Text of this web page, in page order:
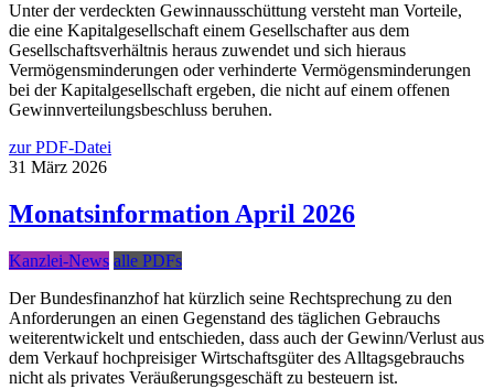
Unter der verdeckten Gewinnausschüttung versteht man Vorteile,
die eine Kapitalgesellschaft einem Gesellschafter aus dem
Gesellschaftsverhältnis heraus zuwendet und sich hieraus
Vermögensminderungen oder verhinderte Vermögensminderungen
bei der Kapitalgesellschaft ergeben, die nicht auf einem offenen
Gewinnverteilungsbeschluss beruhen.
zur PDF-Datei
31 März 2026
Monatsinformation April 2026
Kanzlei-News alle PDFs
Der Bundesfinanzhof hat kürzlich seine Rechtsprechung zu den
Anforderungen an einen Gegenstand des täglichen Gebrauchs
weiterentwickelt und entschieden, dass auch der Gewinn/Verlust aus
dem Verkauf hochpreisiger Wirtschaftsgüter des Alltagsgebrauchs
nicht als privates Veräußerungsgeschäft zu besteuern ist.